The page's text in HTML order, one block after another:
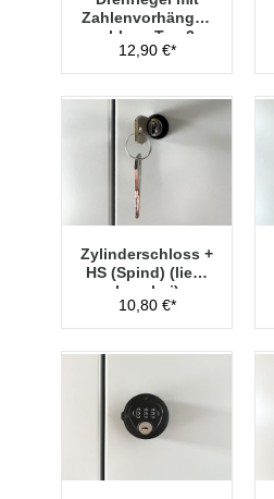
Zahlenvorhänges
chloss Typ 2
12,90 €*
Zylinderschloss +
HS (Spind) (liegt
lose bei)
10,80 €*